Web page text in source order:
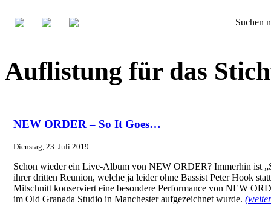
Suchen
Auflistung für das
NEW ORDER – So It Goes…
Dienstag, 23. Juli 2019
Schon wieder ein Live-Album von NEW ORDER? Immerhin ist
ihrer dritten Reunion, welche ja leider ohne Bassist Peter Hook
Mitschnitt konserviert eine besondere Performance von NEW
im Old Granada Studio in Manchester aufgezeichnet wurde.